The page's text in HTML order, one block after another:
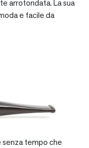
arrotondata. La sua
e facile da
senza tempo che